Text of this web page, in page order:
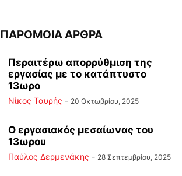
ΠΑΡΟΜΟΙΑ ΑΡΘΡΑ
Περαιτέρω απορρύθμιση της
εργασίας με το κατάπτυστο
13ωρο
Νίκος Ταυρής - 20 Οκτωβρίου, 2025
Ο εργασιακός μεσαίωνας του
13ωρου
Παύλος Δερμενάκης - 28 Σεπτεμβρίου, 2025